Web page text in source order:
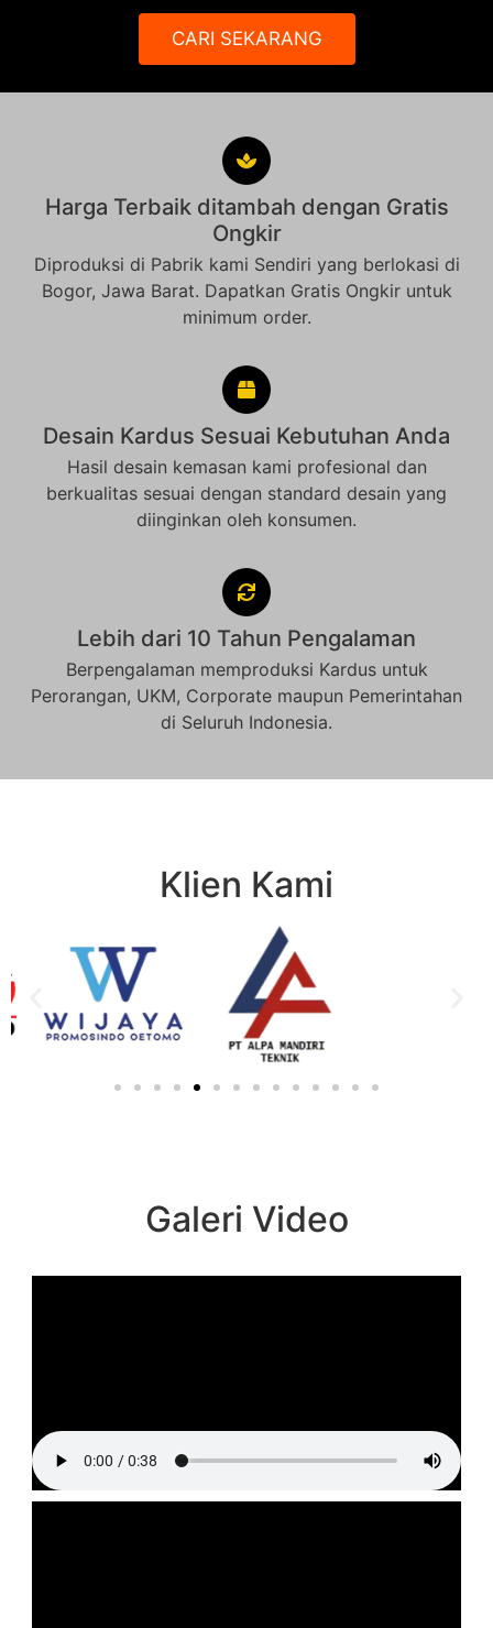
CARI SEKARANG
Harga Terbaik ditambah dengan Gratis
Ongkir
Diproduksi di Pabrik kami Sendiri yang berlokasi di
Bogor, Jawa Barat. Dapatkan Gratis Ongkir untuk
minimum order.
Desain Kardus Sesuai Kebutuhan Anda
Hasil desain kemasan kami profesional dan
berkualitas sesuai dengan standard desain yang
diinginkan oleh konsumen.
Lebih dari 10 Tahun Pengalaman
Berpengalaman memproduksi Kardus untuk
Perorangan, UKM, Corporate maupun Pemerintahan
di Seluruh Indonesia.
Klien Kami
Galeri Video